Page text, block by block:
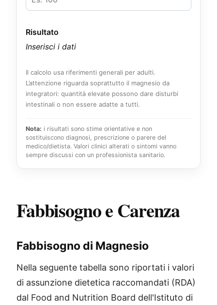
Risultato
Inserisci i dati
Il calcolo usa riferimenti generali per adulti.
L’attenzione riguarda soprattutto il magnesio da
integratori: quantità elevate possono dare disturbi
intestinali o non essere adatte a tutti.
Nota: i risultati sono stime orientative e non
sostituiscono diagnosi, prescrizione o parere del
medico/dietista. Valori clinici alterati o sintomi vanno
sempre discussi con un professionista sanitario.
Fabbisogno e Carenza
Fabbisogno di Magnesio
Nella seguente tabella sono riportati i valori
di assunzione dietetica raccomandati (RDA)
dal Food and Nutrition Board dell'Istituto di